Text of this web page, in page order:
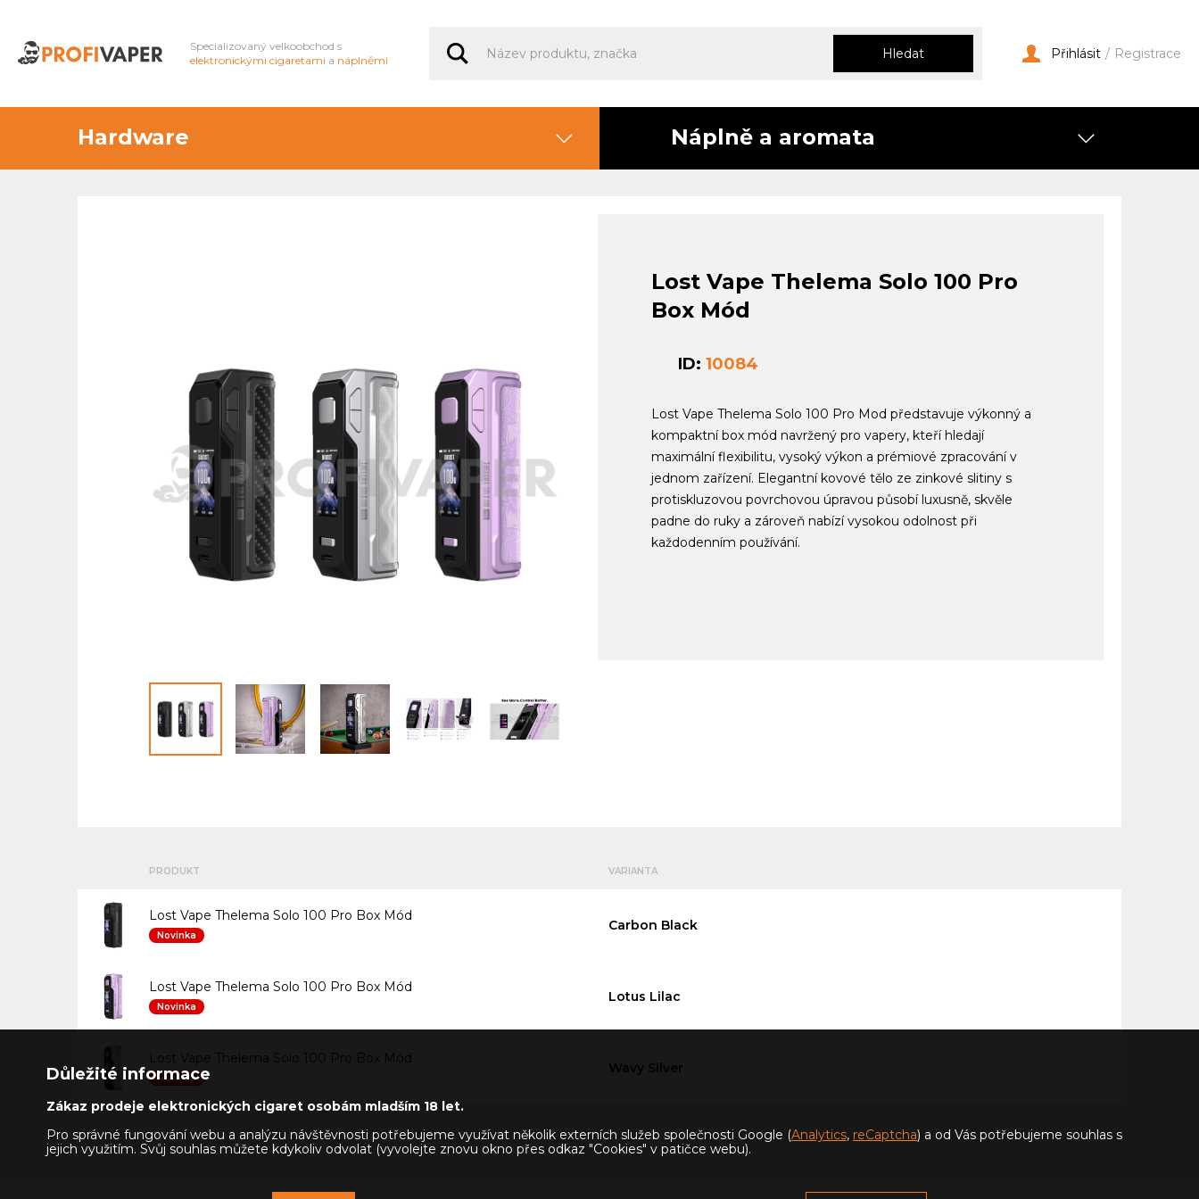
Specializovaný velkoobchod s
elektronickými cigaretami a náplněmi Hledat Přihlásit / Registrace
Hardware Náplně a aromata
Lost Vape Thelema Solo 100 Pro
Box Mód
ID: 10084
Lost Vape Thelema Solo 100 Pro Mod představuje výkonný a
kompaktní box mód navržený pro vapery, kteří hledají
maximální flexibilitu, vysoký výkon a prémiové zpracování v
jednom zařízení. Elegantní kovové tělo ze zinkové slitiny s
protiskluzovou povrchovou úpravou působí luxusně, skvěle
padne do ruky a zároveň nabízí vysokou odolnost při
každodenním používání.
PRODUKT VARIANTA
Lost Vape Thelema Solo 100 Pro Box Mód
Novinka
Carbon Black
Lost Vape Thelema Solo 100 Pro Box Mód
Novinka
Lotus Lilac
Lost Vape Thelema Solo 100 Pro Box Mód
Novinka
Wavy Silver
Důležité informace
Zákaz prodeje elektronických cigaret osobám mladším 18 let.
Pro správné fungování webu a analýzu návštěvnosti potřebujeme využívat několik externích služeb společnosti Google (Analytics, reCaptcha) a od Vás potřebujeme souhlas s
jejich využitím. Svůj souhlas můžete kdykoliv odvolat (vyvolejte znovu okno přes odkaz "Cookies" v patičce webu).